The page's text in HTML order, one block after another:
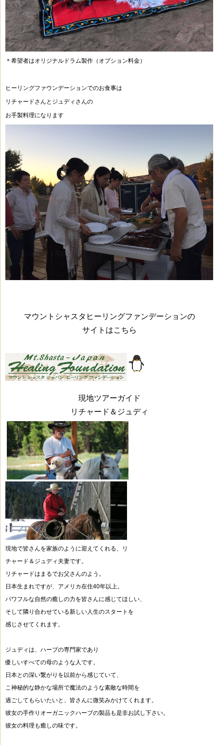
＊希望者はオリジナルドラム製作（オプション料金）
ヒーリングファウンデーションでのお食事は
リチャードさんとジュディさんの
お手製料理になります
マウントシャスタヒーリングファンデーションの
サイトはこちら
現地ツアーガイド
リチャード＆ジュディ
現地で皆さんを家族のように迎えてくれる、リ
チャード＆ジュディ夫妻です。
リチャードはまるでお父さんのよう。
日本生まれですが、アメリカ在住40年以上。
パワフルな自然の癒しの力を皆さんに感じてほしい、
そして隣り合わせている新しい人生のスタートを
感じさせてくれます。
ジュディは、ハーブの専門家であり
優しいすべての母のような人です。
日本との深い繋がりを以前から感じていて、
こ神秘的な静かな場所で魔法のような素敵な時間を
過ごしてもらいたいと、皆さんに微笑みかけてくれます。
彼女の手作りオーガニックハーブの製品も是非お試し下さい。
彼女の料理も癒しの味です。